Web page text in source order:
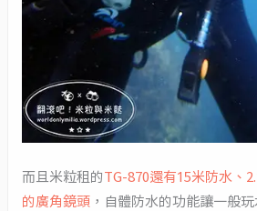
而且米粒租的 TG-870還有15米防水、
的廣角鏡頭 ，自體防水的功能讓一般